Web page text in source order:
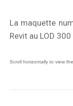
La maquette
Revit au LOD